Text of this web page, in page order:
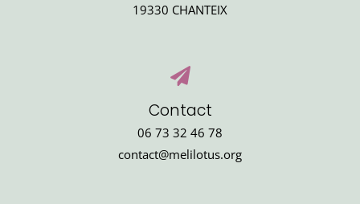
19330 CHANTEIX
Contact
06 73 32 46 78
contact@melilotus.org